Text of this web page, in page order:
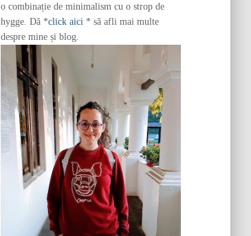
o combinație de minimalism cu o strop de
hygge. Dă *click aici * să afli mai multe
despre mine și blog.